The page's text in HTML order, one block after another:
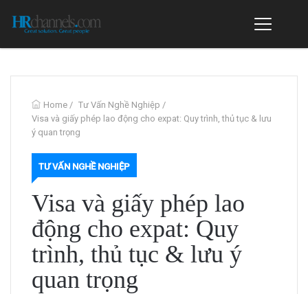
Home / Tư Vấn Nghề Nghiệp /
Visa và giấy phép lao động cho expat: Quy trình, thủ tục & lưu
ý quan trọng
TƯ VẤN NGHỀ NGHIỆP
Visa và giấy phép lao
động cho expat: Quy
trình, thủ tục & lưu ý
quan trọng